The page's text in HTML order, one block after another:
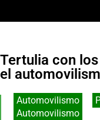
Tertulia con
el
Automovilismo
Automovilismo